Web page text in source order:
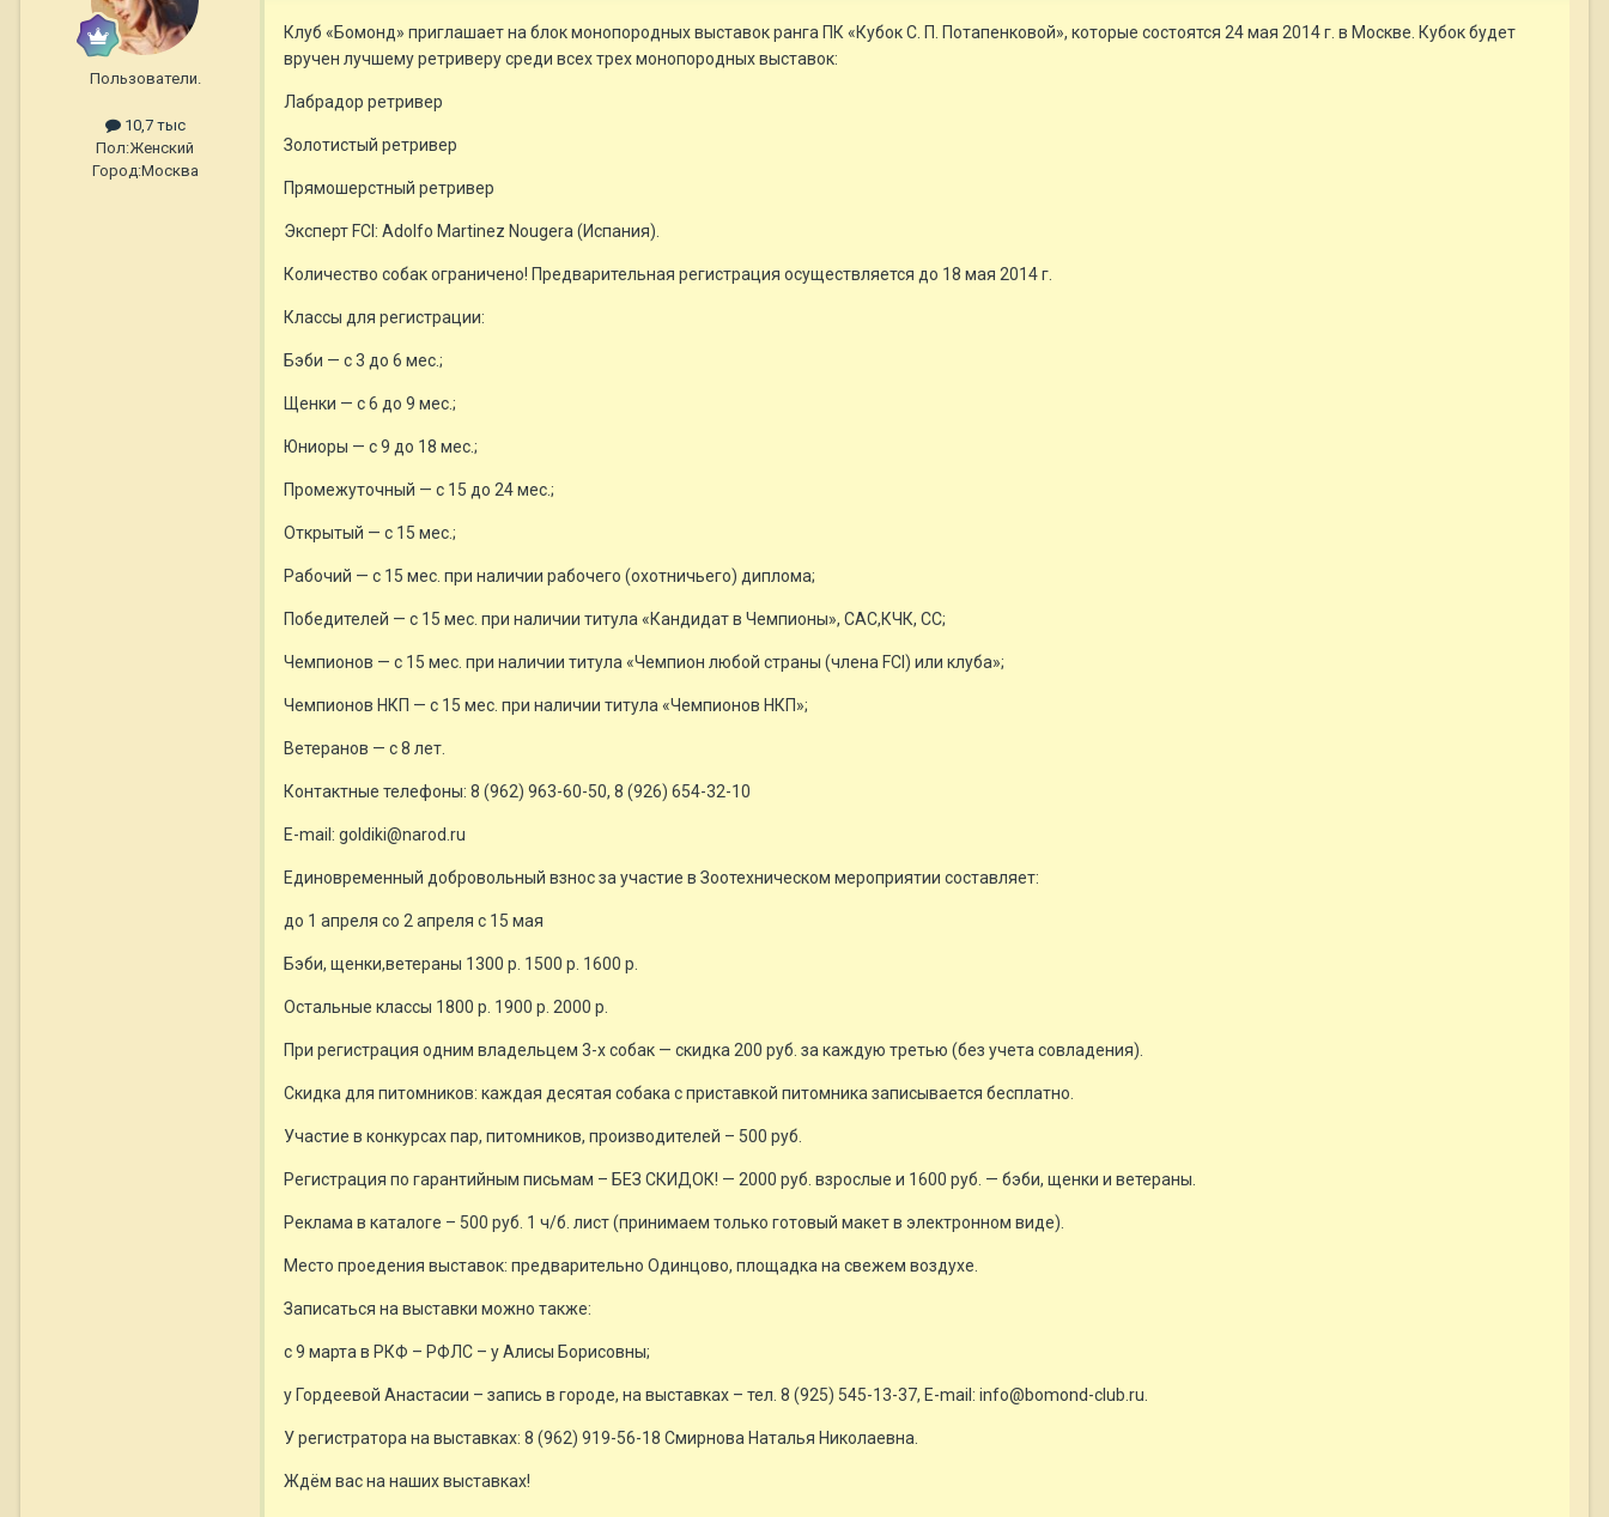
Пользователи.
10,7 тыс
Пол:Женский
Город:Москва
Клуб «Бомонд» приглашает на блок монопородных выставок ранга ПК «Кубок С. П. Потапенковой», которые состоятся 24 мая 2014 г. в Москве. Кубок будет
вручен лучшему ретриверу среди всех трех монопородных выставок:
Лабрадор ретривер
Золотистый ретривер
Прямошерстный ретривер
Эксперт FCI: Adolfo Martinez Nougera (Испания).
Количество собак ограничено! Предварительная регистрация осуществляется до 18 мая 2014 г.
Классы для регистрации:
Бэби — с 3 до 6 мес.;
Щенки — с 6 до 9 мес.;
Юниоры — с 9 до 18 мес.;
Промежуточный — с 15 до 24 мес.;
Открытый — с 15 мес.;
Рабочий — с 15 мес. при наличии рабочего (охотничьего) диплома;
Победителей — с 15 мес. при наличии титула «Кандидат в Чемпионы», САС,КЧК, СС;
Чемпионов — с 15 мес. при наличии титула «Чемпион любой страны (члена FCI) или клуба»;
Чемпионов НКП — с 15 мес. при наличии титула «Чемпионов НКП»;
Ветеранов — с 8 лет.
Контактные телефоны: 8 (962) 963-60-50, 8 (926) 654-32-10
E-mail: goldiki@narod.ru
Единовременный добровольный взнос за участие в Зоотехническом мероприятии составляет:
до 1 апреля со 2 апреля с 15 мая
Бэби, щенки,ветераны 1300 р. 1500 р. 1600 р.
Остальные классы 1800 р. 1900 р. 2000 р.
При регистрация одним владельцем 3-х собак — скидка 200 руб. за каждую третью (без учета совладения).
Скидка для питомников: каждая десятая собака с приставкой питомника записывается бесплатно.
Участие в конкурсах пар, питомников, производителей – 500 руб.
Регистрация по гарантийным письмам – БЕЗ СКИДОК! — 2000 руб. взрослые и 1600 руб. — бэби, щенки и ветераны.
Реклама в каталоге – 500 руб. 1 ч/б. лист (принимаем только готовый макет в электронном виде).
Место проедения выставок: предварительно Одинцово, площадка на свежем воздухе.
Записаться на выставки можно также:
с 9 марта в РКФ – РФЛС – у Алисы Борисовны;
у Гордеевой Анастасии – запись в городе, на выставках – тел. 8 (925) 545-13-37, E-mail: info@bomond-club.ru.
У регистратора на выставках: 8 (962) 919-56-18 Смирнова Наталья Николаевна.
Ждём вас на наших выставках!